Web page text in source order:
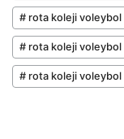
# rota koleji
# rota koleji voleybol
# rota koleji